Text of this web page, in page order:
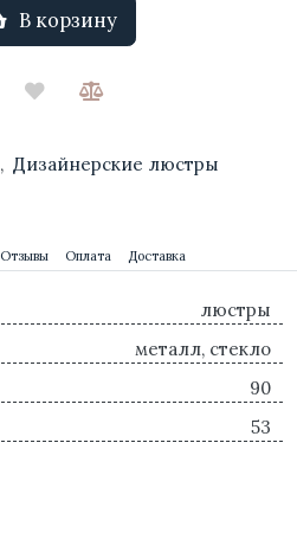
В корзину
, Дизайнерские люстры
Отзывы Оплата Доставка
люстры
металл, стекло
90
53